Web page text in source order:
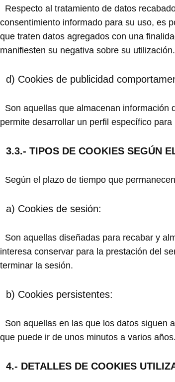
Respecto al tratamiento de datos
consentimiento informado para su uso, es
que traten datos agregados con una
manifiesten su negativa sobre su
d) Cookies de publicidad
Son aquellas que almacenan información
permite desarrollar un perfil específico
3.3.- TIPOS DE COOKIES SEGÚN
Según el plazo de tiempo que
a) Cookies de sesión:
Son aquellas diseñadas para recabar y
interesa conservar para la prestación del
terminar la sesión.
b) Cookies persistentes:
Son aquellas en las que los datos siguen
que puede ir de unos minutos a varios
4.- DETALLES DE COOKIES